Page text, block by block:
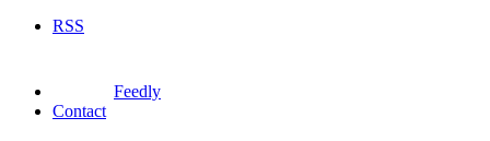
RSS
Feedly
Contact